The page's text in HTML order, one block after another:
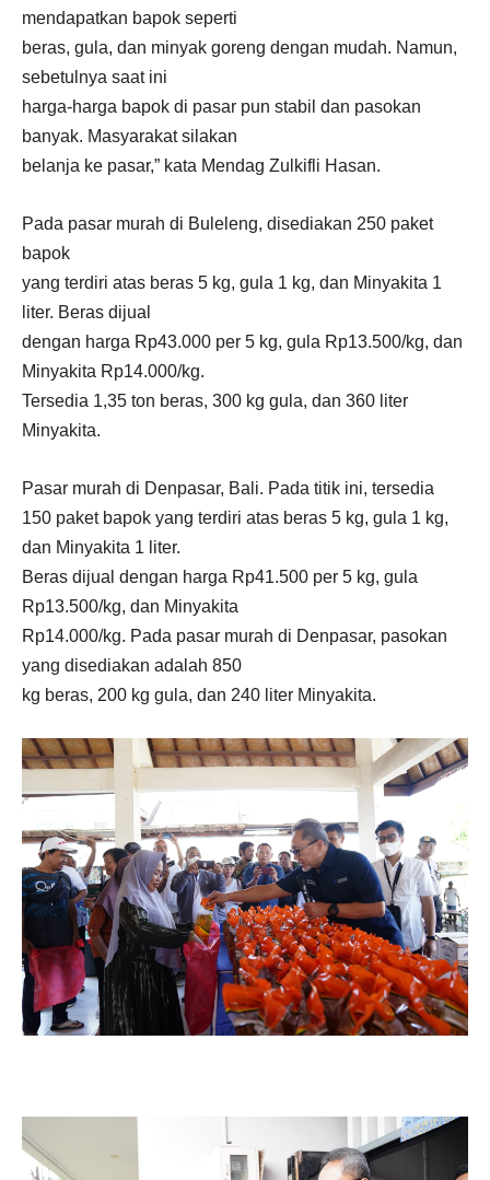
mendapatkan bapok seperti
beras, gula, dan minyak goreng dengan mudah. Namun,
sebetulnya saat ini
harga-harga bapok di pasar pun stabil dan pasokan
banyak. Masyarakat silakan
belanja ke pasar,” kata Mendag Zulkifli Hasan.
Pada pasar murah di Buleleng, disediakan 250 paket
bapok
yang terdiri atas beras 5 kg, gula 1 kg, dan Minyakita 1
liter. Beras dijual
dengan harga Rp43.000 per 5 kg, gula Rp13.500/kg, dan
Minyakita Rp14.000/kg.
Tersedia 1,35 ton beras, 300 kg gula, dan 360 liter
Minyakita.
Pasar murah di Denpasar, Bali. Pada titik ini, tersedia
150 paket bapok yang terdiri atas beras 5 kg, gula 1 kg,
dan Minyakita 1 liter.
Beras dijual dengan harga Rp41.500 per 5 kg, gula
Rp13.500/kg, dan Minyakita
Rp14.000/kg. Pada pasar murah di Denpasar, pasokan
yang disediakan adalah 850
kg beras, 200 kg gula, dan 240 liter Minyakita.